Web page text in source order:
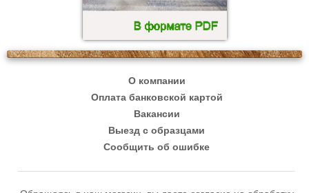
О компании
Оплата банковской картой
Вакансии
Выезд с образцами
Сообщить об ошибке